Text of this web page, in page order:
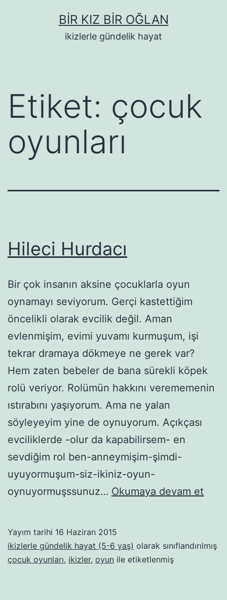
BIR KIZ BIR OĞLAN
ikizlerle gündelik hayat
Etiket: çocuk
oyunları
Hileci Hurdacı
Bir çok insanın aksine çocuklarla oyun
oynamayı seviyorum. Gerçi kastettiğim
öncelikli olarak evcilik değil. Aman
evlenmişim, evimi yuvamı kurmuşum, işi
tekrar dramaya dökmeye ne gerek var?
Hem zaten bebeler de bana sürekli köpek
rolü veriyor. Rolümün hakkını verememenin
ıstırabını yaşıyorum. Ama ne yalan
söyleyeyim yine de oynuyorum. Açıkçası
evciliklerde -olur da kapabilirsem- en
sevdiğim rol ben-anneymişim-şimdi-
uyuyormuşum-siz-ikiniz-oyun-
oynuyormuşssunuz… Okumaya devam et
Yayım tarihi 16 Haziran 2015
ikizlerle gündelik hayat (5-6 yaş) olarak sınıflandırılmış
çocuk oyunları, ikizler, oyun ile etiketlenmiş